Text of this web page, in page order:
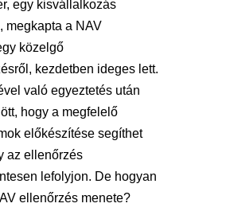
egy kisvállalkozás
megkapta a NAV
közelgő
kezdetben ideges lett.
való egyeztetés után
hogy a megfelelő
előkészítése segíthet
az ellenőrzés
lefolyjon. De hogyan
ellenőrzés menete?